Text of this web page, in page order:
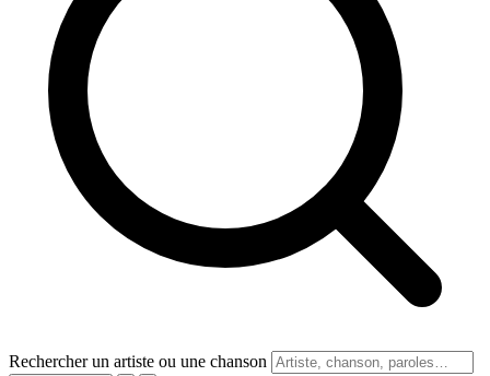
Rechercher un artiste ou une chanson